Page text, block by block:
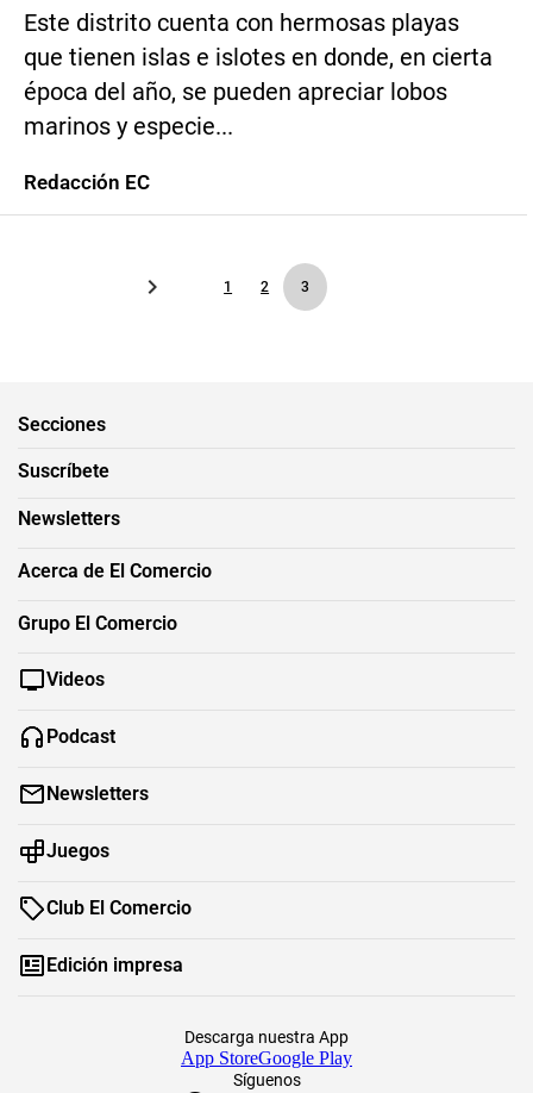
Este distrito cuenta con hermosas playas
que tienen islas e islotes en donde, en cierta
época del año, se pueden apreciar lobos
marinos y especie...
Redacción EC
1 2 3
Secciones
Suscríbete
Newsletters
Acerca de El Comercio
Grupo El Comercio
Videos
Podcast
Newsletters
Juegos
Club El Comercio
Edición impresa
Síguenos
Descarga nuestra App
App StoreGoogle Play